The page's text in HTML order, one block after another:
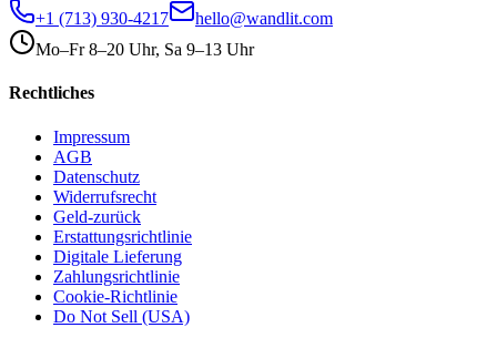
+1 (713) 930-4217
hello@wandlit.com
Mo–Fr 8–20 Uhr, Sa 9–13 Uhr
Rechtliches
Impressum
AGB
Datenschutz
Widerrufsrecht
Geld-zurück
Erstattungsrichtlinie
Digitale Lieferung
Zahlungsrichtlinie
Cookie-Richtlinie
Do Not Sell (USA)